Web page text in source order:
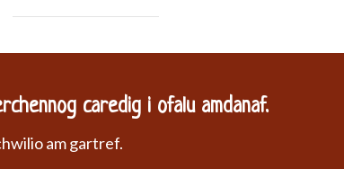
caredig i ofalu amdanaf.
am gartref.